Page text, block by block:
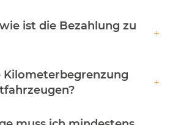
ist die Bezahlung zu
Kilometerbegrenzung